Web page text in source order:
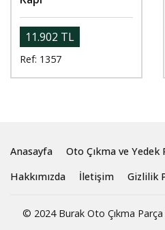
11.902 TL
Ref: 1357
Anasayfa Oto Çıkma ve Yedek
Hakkımızda
İletişim Gizlilik
© 2024 Burak Oto Çıkma Parça